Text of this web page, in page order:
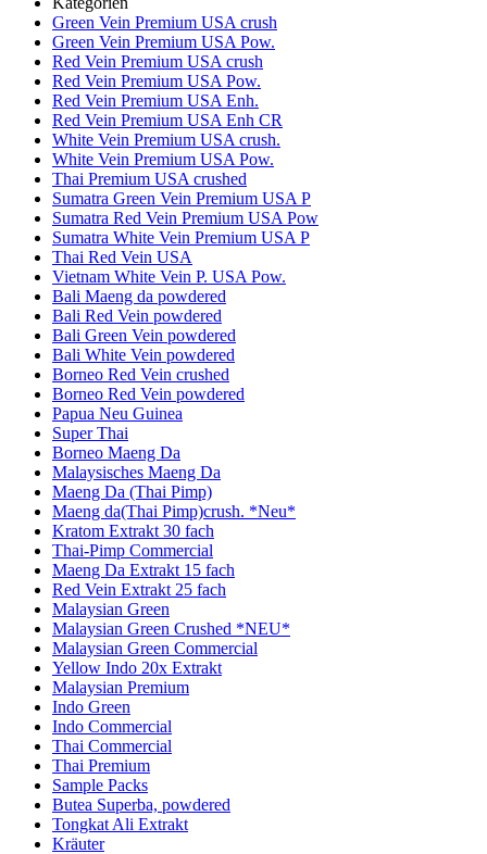
Green Vein Premium USA crush
Green Vein Premium USA Pow.
Red Vein Premium USA crush
Red Vein Premium USA Pow.
Red Vein Premium USA Enh.
Red Vein Premium USA Enh CR
White Vein Premium USA crush.
White Vein Premium USA Pow.
Thai Premium USA crushed
Sumatra Green Vein Premium USA P
Sumatra Red Vein Premium USA Pow
Sumatra White Vein Premium USA P
Thai Red Vein USA
Vietnam White Vein P. USA Pow.
Bali Maeng da powdered
Bali Red Vein powdered
Bali Green Vein powdered
Bali White Vein powdered
Borneo Red Vein crushed
Borneo Red Vein powdered
Papua Neu Guinea
Super Thai
Borneo Maeng Da
Malaysisches Maeng Da
Maeng Da (Thai Pimp)
Maeng da(Thai Pimp)crush. *Neu*
Kratom Extrakt 30 fach
Thai-Pimp Commercial
Maeng Da Extrakt 15 fach
Red Vein Extrakt 25 fach
Malaysian Green
Malaysian Green Crushed *NEU*
Malaysian Green Commercial
Yellow Indo 20x Extrakt
Malaysian Premium
Indo Green
Indo Commercial
Thai Commercial
Thai Premium
Sample Packs
Butea Superba, powdered
Tongkat Ali Extrakt
Kräuter